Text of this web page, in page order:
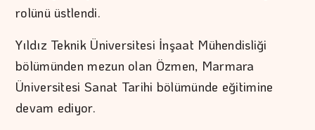
rolünü üstlendi.
Yıldız Teknik Üniversitesi İnşaat Mühendisliği
bölümünden mezun olan Özmen, Marmara
Üniversitesi Sanat Tarihi bölümünde eğitimine
devam ediyor.